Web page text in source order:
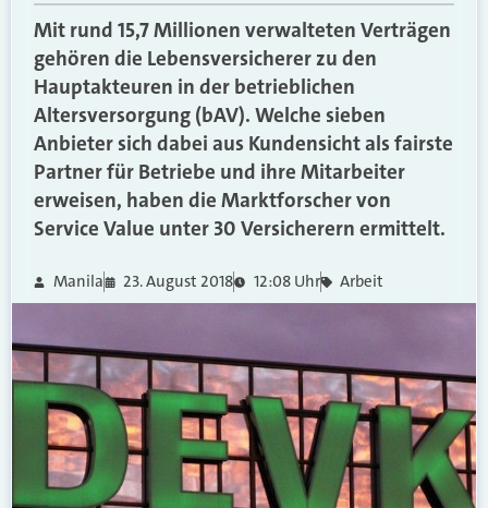
Mit rund 15,7 Millionen verwalteten Verträgen
gehören die Lebensversicherer zu den
Hauptakteuren in der betrieblichen
Altersversorgung (bAV). Welche sieben
Anbieter sich dabei aus Kundensicht als fairste
Partner für Betriebe und ihre Mitarbeiter
erweisen, haben die Marktforscher von
Service Value unter 30 Versicherern ermittelt.
Manila 23. August 2018 12:08 Uhr Arbeit